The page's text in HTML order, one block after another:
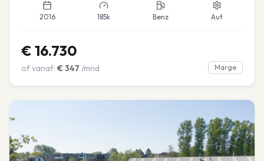
2016 185k Benz Aut
€ 16.730
of vanaf: € 347 /mnd Marge